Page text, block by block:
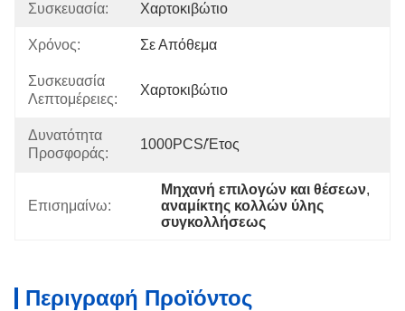
Συσκευασία: Χαρτοκιβώτιο
Χρόνος: Σε Απόθεμα
Συσκευασία
Λεπτομέρειες:
Χαρτοκιβώτιο
Δυνατότητα
Προσφοράς:
1000PCS/έτος
Επισημαίνω:
Μηχανή επιλογών και θέσεων,
αναμίκτης κολλών ύλης
συγκολλήσεως
Περιγραφή Προϊόντος